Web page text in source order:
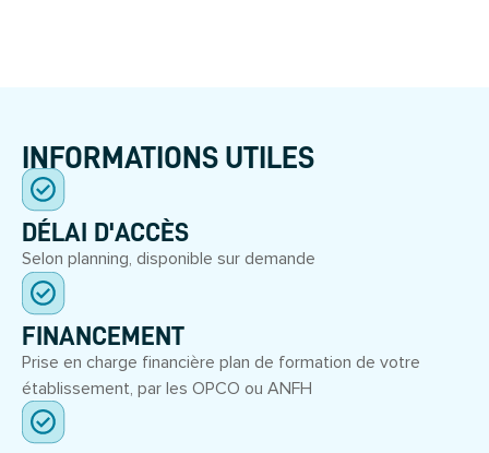
INFORMATIONS UTILES
DÉLAI D'ACCÈS
Selon planning, disponible sur demande
FINANCEMENT
Prise en charge financière plan de formation de votre
établissement, par les OPCO ou ANFH